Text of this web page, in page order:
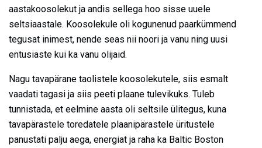
aastakoosolekut ja andis sellega hoo sisse uuele
seltsiaastale. Koosolekule oli kogunenud paarkümmend
tegusat inimest, nende seas nii noori ja vanu ning uusi
entusiaste kui ka vanu olijaid.
Nagu tavapärane taolistele koosolekutele, siis esmalt
vaadati tagasi ja siis peeti plaane tulevikuks. Tuleb
tunnistada, et eelmine aasta oli seltsile ülitegus, kuna
tavapärastele toredatele plaanipärastele üritustele
panustati palju aega, energiat ja raha ka Baltic Boston